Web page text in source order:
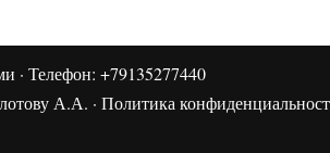
· Телефон: +79135277440
А.А. · Политика